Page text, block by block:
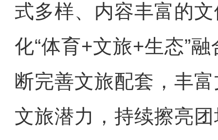
式多样、内容丰富的
化“体育+文旅+生态”
断完善文旅配套，丰
文旅潜力，持续擦亮